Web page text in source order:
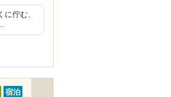
佇む、
宿泊